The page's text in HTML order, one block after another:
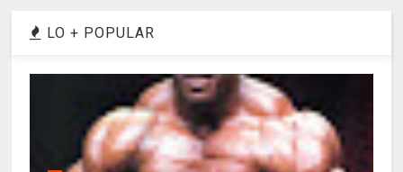
LO + POPULAR